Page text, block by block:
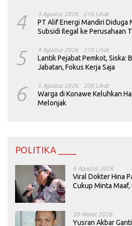
4 3 Agustus 2026 216 Lihat
PT Alif Energi Mandiri Diduga
Subsidi Ilegal ke Perusahaan
5 4 Agustus 2026 210 Lihat
Lantik Pejabat Pemkot, Siska:
Jabatan, Fokus Kerja Saja
6 5 Agustus 2026 208 Lihat
Warga di Konawe Keluhkan
Melonjak
POLITIKA ____
6 Agustus 2026
Viral Dokter Hina
Cukup Minta Maaf,
30 Maret 2026
Yusran Akbar